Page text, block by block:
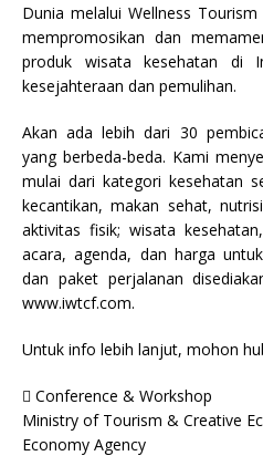
Dunia melalui Wellness
mempromosikan dan
produk wisata kesehatan di
kesejahteraan dan pemulihan.
Akan ada lebih dari 30
yang berbeda-beda. Kami
mulai dari kategori kesehatan
kecantikan, makan sehat,
aktivitas fisik; wisata
acara, agenda, dan harga
dan paket perjalanan
www.iwtcf.com.
Untuk info lebih lanjut, mohon
 Conference & Workshop
Ministry of Tourism & Creative
Economy Agency